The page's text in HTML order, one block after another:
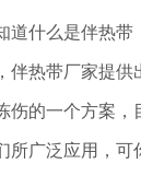
什么是伴热带
伴热带厂家提供
伤的一个方案，
所广泛应用，可